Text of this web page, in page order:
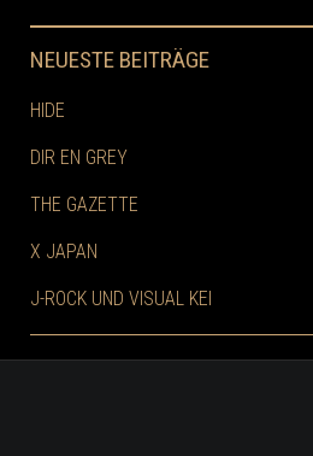
NEUESTE BEITRÄGE
HIDE
DIR EN GREY
THE GAZETTE
X JAPAN
J-ROCK UND VISUAL KEI